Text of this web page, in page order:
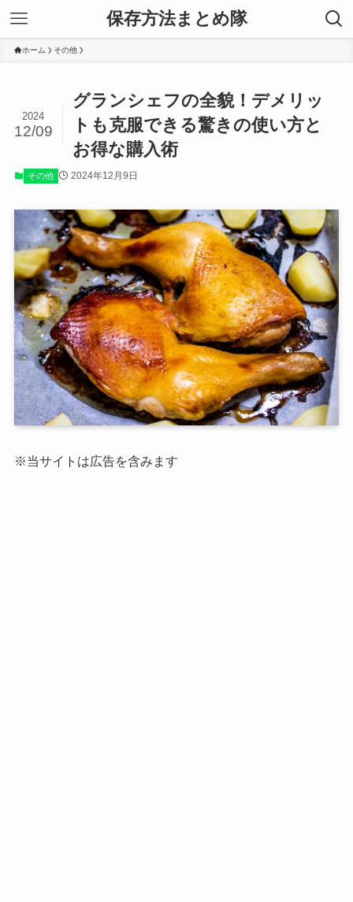
保存方法まとめ隊
ホーム その他
グランシェフの全貌！デメリッ
トも克服できる驚きの使い方と
お得な購入術
2024
12/09
その他 2024年12月9日
※当サイトは広告を含みます